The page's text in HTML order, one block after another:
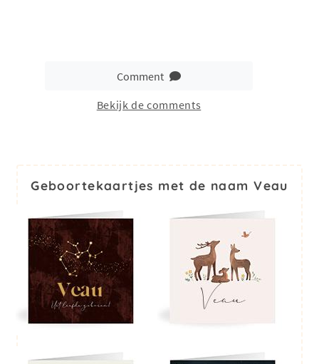
Comment
Bekijk de comments
Geboortekaartjes met de naam Veau